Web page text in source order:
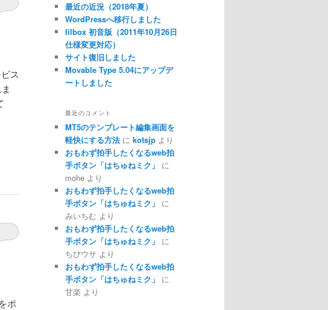
ス
ポ
最近の近況（2018年夏）
WordPressへ移行しました
lilbox 初音版（2011年10月26日
仕様変更対応）
サイト復旧しました
Movable Type 5.04にアップデ
ートしました
最近のコメント
MT5のテンプレート編集画面を
軽快にする方法に kotsjp より
おもわず拍手したくなるweb拍
手ボタン「はちゅねミク」
に
mohe より
おもわず拍手したくなるweb拍
手ボタン「はちゅねミク」
に
みいちむ より
おもわず拍手したくなるweb拍
手ボタン「はちゅねミク」
に
ちびウサ より
おもわず拍手したくなるweb拍
手ボタン「はちゅねミク」
に
甘楽 より